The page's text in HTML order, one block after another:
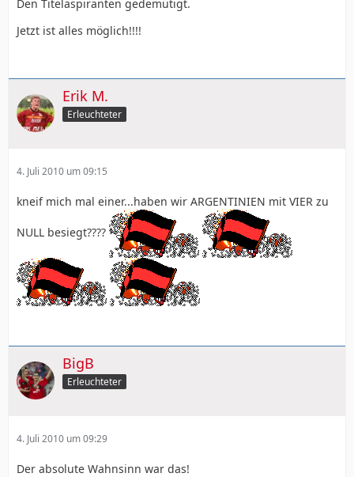
Den Titelaspiranten gedemütigt.
Jetzt ist alles möglich!!!!
Erik M.
Erleuchteter
4. Juli 2010 um 09:15
kneif mich mal einer...haben wir ARGENTINIEN mit VIER zu
NULL besiegt????
BigB
Erleuchteter
4. Juli 2010 um 09:29
Der absolute Wahnsinn war das!